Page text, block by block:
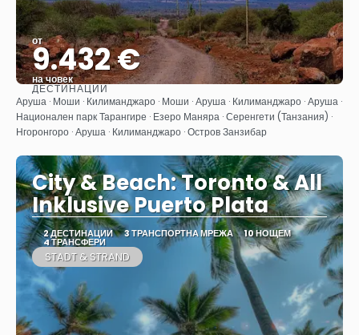
от
9.432 €
на човек
Вижте
ДЕСТИНАЦИИ
Аруша · Моши · Килиманджаро · Моши · Аруша · Килиманджаро · Аруша ·
Национален парк Тарангире · Езеро Маняра · Серенгети (Танзания) ·
Нгоронгоро · Аруша · Килиманджаро · Остров Занзибар
City & Beach: Toronto & All
Inklusive Puerto Plata
2 ДЕСТИНАЦИИ 3 ТРАНСПОРТНА МРЕЖА 10 НОЩЕМ
4 ТРАНСФЕРИ
STADT & STRAND